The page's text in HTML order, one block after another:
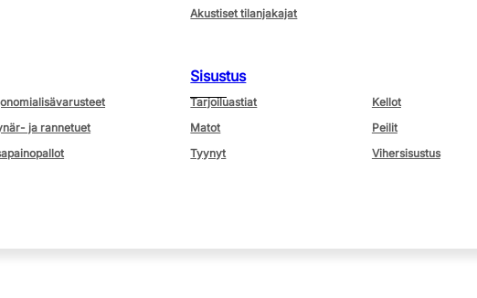
Akustiset tilanjakajat
ja rannetuet
Sisustus
Tarjoiluastiat Kellot
Matot
Peilit
Tyynyt
Vihersisustus